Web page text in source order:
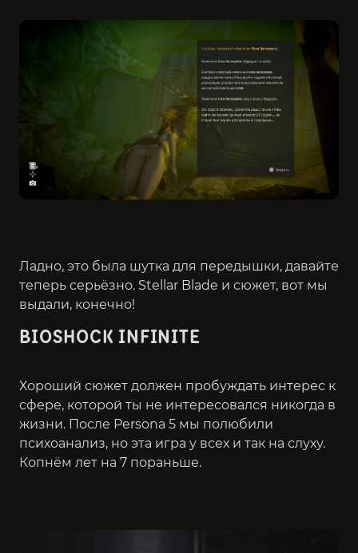
Ладно, это была шутка для передышки, давайте
теперь серьёзно. Stellar Blade и сюжет, вот мы
выдали, конечно!
BIOSHOCK INFINITE
Хороший сюжет должен пробуждать интерес к
сфере, которой ты не интересовался никогда в
жизни. После Persona 5 мы полюбили
психоанализ, но эта игра у всех и так на слуху.
Копнём лет на 7 пораньше.